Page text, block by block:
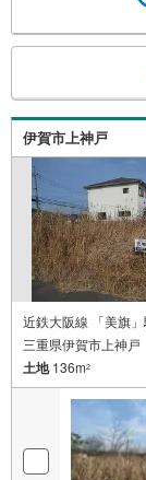
検
索
条
受
け
取
る
・
を
伊賀市上神戸
近鉄大阪線 「美旗
三重県伊賀市上神戸
土地136m2